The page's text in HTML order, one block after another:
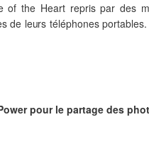
of the Heart repris pardes
de leurs téléphones
pour le partage des